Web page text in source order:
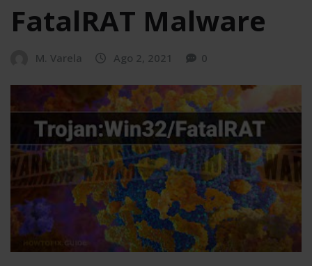
FatalRAT Malware
M. Varela Ago 2, 2021 0